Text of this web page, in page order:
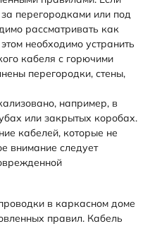
перегородками или под
рассматривать как
необходимо устранить
кабеля с горючими
перегородки, стены,
например, в
или закрытых коробах.
кабелей, которые не
внимание следует
в каркасном доме
правил. Кабель